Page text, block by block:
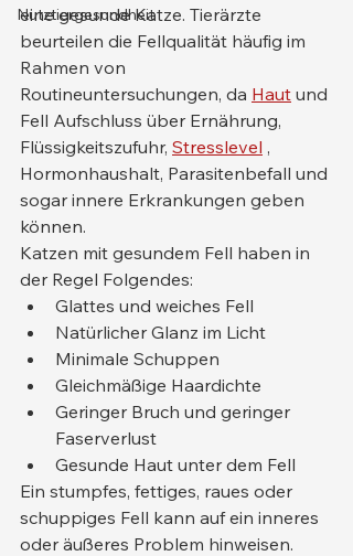
Nutztiergesundheit
eine gesunde Katze. Tierärzte
beurteilen die Fellqualität häufig im
Rahmen von
Routineuntersuchungen, da Haut und
Fell Aufschluss über Ernährung,
Flüssigkeitszufuhr, Stresslevel ,
Hormonhaushalt, Parasitenbefall und
sogar innere Erkrankungen geben
können.
Katzen mit gesundem Fell haben in
der Regel Folgendes:
Glattes und weiches Fell
Natürlicher Glanz im Licht
Minimale Schuppen
Gleichmäßige Haardichte
Geringer Bruch und geringer
Faserverlust
Gesunde Haut unter dem Fell
Ein stumpfes, fettiges, raues oder
schuppiges Fell kann auf ein inneres
oder äußeres Problem hinweisen.